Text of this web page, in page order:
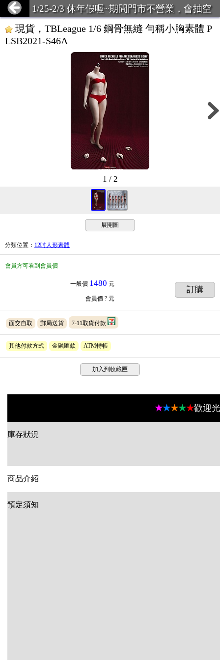
1/25-2/3 休年假喔~期間門市不營業，會抽空
回覆問題，有緊急可致電店主~
現貨，TBLeague 1/6 鋼骨無縫 勻稱小胸素體 P
LSB2021-S46A
1 / 2
展開圖
分類位置 ： 12吋人形素體
會員方可看到會員價
一般價 1480 元
會員價 ? 元
訂購
面交自取 郵局送貨 7-11取貨付款
其他付款方式 金融匯款 ATM轉帳
加入到收藏匣
★★★★★歡迎
庫存狀況
商品介紹
預定須知